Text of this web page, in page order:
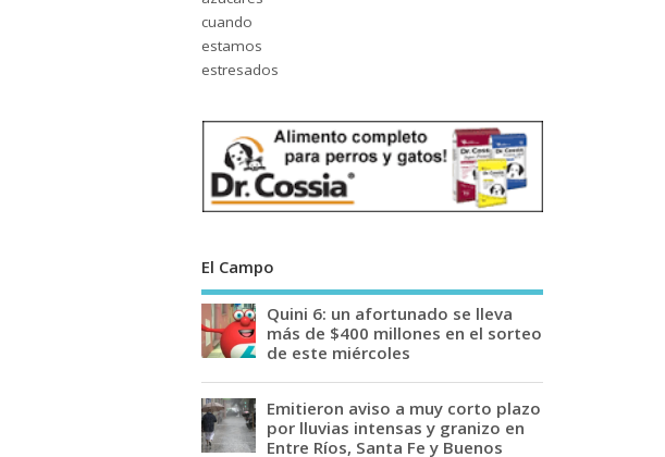
El Campo
Quini 6: un afortunado se lleva
más de $400 millones en el sorteo
de este miércoles
Emitieron aviso a muy corto plazo
por lluvias intensas y granizo en
Entre Ríos, Santa Fe y Buenos